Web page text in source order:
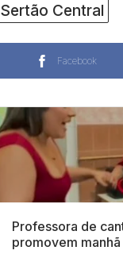
Sertão Central
Facebook
Professora de
promovem